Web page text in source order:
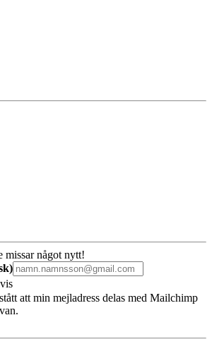
missar något nytt!
att min mejladress delas med Mailchimp